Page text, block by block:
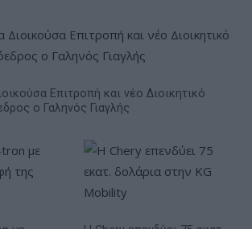
Επιτροπή και νέο Διοικητικό
ο Γαληνός Γιαγλής